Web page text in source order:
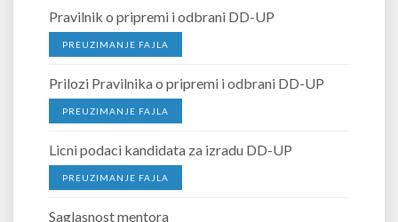
Pravilnik o pripremi i odbrani DD-UP
PREUZIMANJE FAJLA
Prilozi Pravilnika o pripremi i odbrani DD-UP
PREUZIMANJE FAJLA
Licni podaci kandidata za izradu DD-UP
PREUZIMANJE FAJLA
Saglasnost mentora